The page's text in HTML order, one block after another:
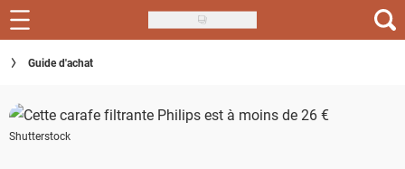
Skip
to
main
Recettes
Inspirations
Conseils
Guide d'achat
Shutterstock